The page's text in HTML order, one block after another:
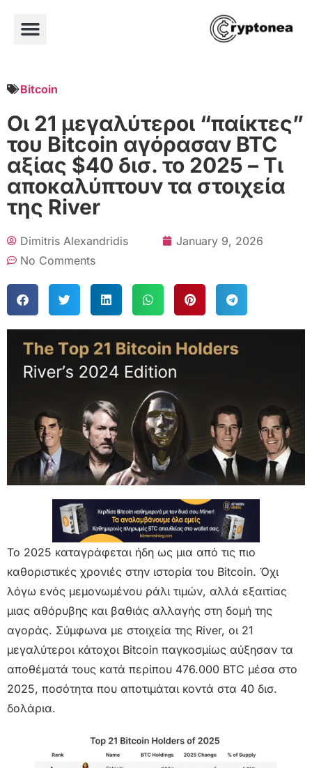
Bitcoin
Οι 21 μεγαλύτεροι “παίκτες”
του Bitcoin αγόρασαν BTC
αξίας $40 δισ. το 2025 – Τι
αποκαλύπτουν τα στοιχεία
της River
Dimitris Alexandridis
January 9, 2026
No Comments
Το 2025 καταγράφεται ήδη ως μια από τις πιο
καθοριστικές χρονιές στην ιστορία του Bitcoin. Όχι
λόγω ενός μεμονωμένου ράλι τιμών, αλλά εξαιτίας
μιας αθόρυβης και βαθιάς αλλαγής στη δομή της
αγοράς. Σύμφωνα με στοιχεία της River, οι 21
μεγαλύτεροι κάτοχοι Bitcoin παγκοσμίως αύξησαν τα
αποθέματά τους κατά περίπου 476.000 BTC μέσα στο
2025, ποσότητα που αποτιμάται κοντά στα 40 δισ.
δολάρια.